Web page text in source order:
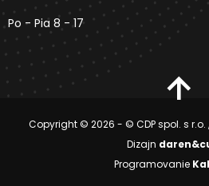
Po - Pia 8 - 17
Copyright © 2026 - © CDP spol. s r.o. ,
Dizajn
Programovanie